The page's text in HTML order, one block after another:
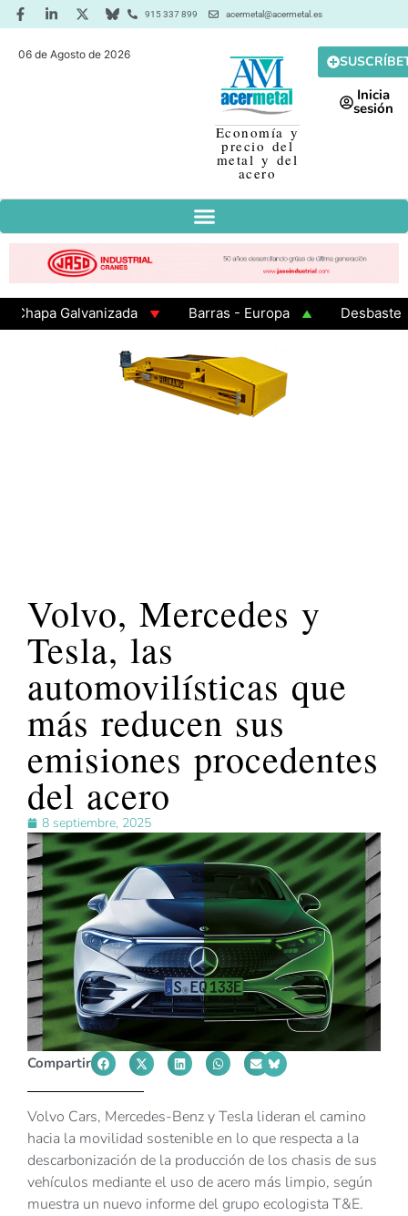
915 337 899 acermetal@acermetal.es
06 de Agosto de 2026
Economía y
precio del
metal y del
acero
Inicia
sesión
Galvanizada Barras - Europa
Desbaste -
Volvo, Mercedes y
Tesla, las
automovilísticas que
más reducen sus
emisiones procedentes
del acero
8 septiembre, 2025
Compartir
Volvo Cars, Mercedes-Benz y Tesla lideran el camino
hacia la movilidad sostenible en lo que respecta a la
descarbonización de la producción de los chasis de sus
vehículos mediante el uso de acero más limpio, según
muestra un nuevo informe del grupo ecologista T&E.